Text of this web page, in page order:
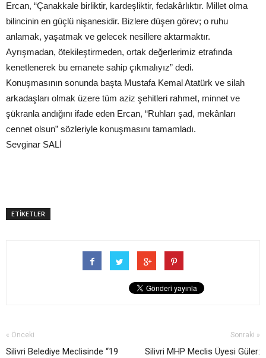
Ercan, “Çanakkale birliktir, kardeşliktir, fedakârlıktır. Millet olma
bilincinin en güçlü nişanesidir. Bizlere düşen görev; o ruhu
anlamak, yaşatmak ve gelecek nesillere aktarmaktır.
Ayrışmadan, ötekileştirmeden, ortak değerlerimiz etrafında
kenetlenerek bu emanete sahip çıkmalıyız” dedi.
Konuşmasının sonunda başta Mustafa Kemal Atatürk ve silah
arkadaşları olmak üzere tüm aziz şehitleri rahmet, minnet ve
şükranla andığını ifade eden Ercan, “Ruhları şad, mekânları
cennet olsun” sözleriyle konuşmasını tamamladı.
Sevginar SALİ
ETİKETLER
« Önceki
Silivri Belediye Meclisinde “19
Sonraki »
Silivri MHP Meclis Üyesi Güler: